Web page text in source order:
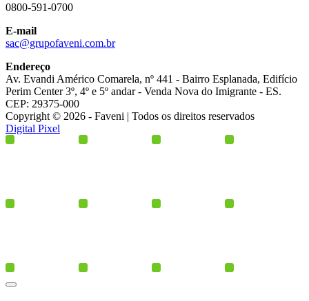
0800-591-0700
E-mail
sac@grupofaveni.com.br
Endereço
Av. Evandi Américo Comarela, nº 441 - Bairro Esplanada, Edifício
Perim Center 3º, 4º e 5º andar - Venda Nova do Imigrante - ES.
CEP: 29375-000
Copyright © 2026 - Faveni | Todos os direitos reservados
Digital Pixel